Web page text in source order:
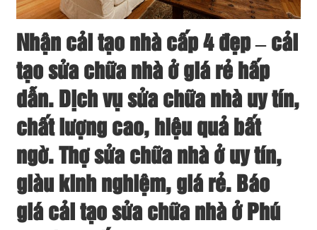
Nhận cải tạo nhà cấp 4 đẹp – cải
tạo sửa chữa nhà ở giá rẻ hấp
dẫn. Dịch vụ sửa chữa nhà uy tín,
chất lượng cao, hiệu quả bất
ngờ. Thợ sửa chữa nhà ở uy tín,
giàu kinh nghiệm, giá rẻ. Báo
giá cải tạo sửa chữa nhà ở Phú